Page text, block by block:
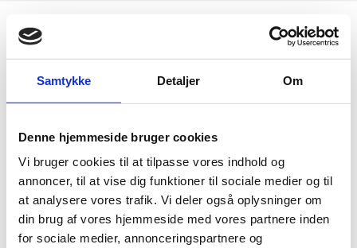
Samtykke Detaljer Om
Denne hjemmeside bruger cookies
Vi bruger cookies til at tilpasse vores indhold og
annoncer, til at vise dig funktioner til sociale medier og til
at analysere vores trafik. Vi deler også oplysninger om
din brug af vores hjemmeside med vores partnere inden
for sociale medier, annonceringspartnere og
Trivselsterapeut Janni
Servais
Hørsvinget 5
2630 Taastrup
CVR: 36604999
Individuelle samtaler
Trivselseftersyn
Stresspakken
Gratis forsamtale